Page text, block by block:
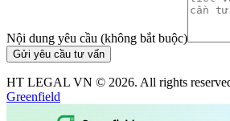
Nội dung yêu cầu (không bắt buộc)
Gửi yêu cầu tư vấn
HT LEGAL VN © 2026. All rights
Greenfield